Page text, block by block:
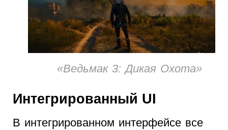
«Ведьмак 3: Дикая Охота»
Интегрированный UI
В интегрированном интерфейсе все